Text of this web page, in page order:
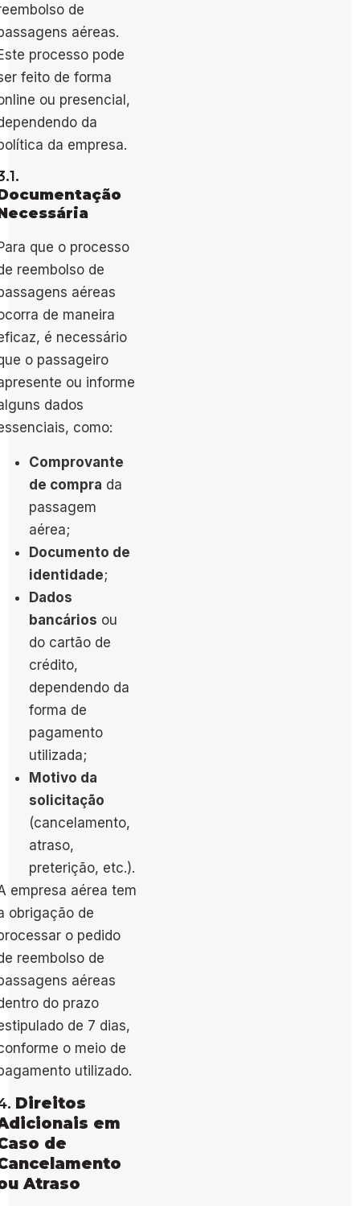
de
aéreas.
processo pode
feito de forma
ou presencial,
da
da empresa.
que o processo
reembolso​ de
aéreas
de maneira
é necessário
o passageiro
ou informe
dados
como:
Comprovante
de compra da
passagem
aérea;
Documento de
identidade;
Dados
bancários ou
do cartão de
crédito,
dependendo da
forma de
pagamento
utilizada;
Motivo da
solicitação
(cancelamento,
atraso,
preterição, etc.).
empresa aérea tem
obrigação de
o pedido
reembolso de
aéreas
do prazo
de 7 dias,
o meio de
utilizado​.
Direitos
em
de
Atraso